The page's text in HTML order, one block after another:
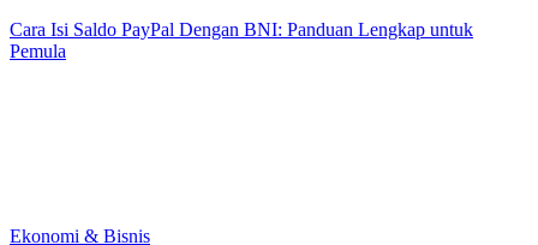
Cara Isi Saldo PayPal Dengan BNI: Panduan Lengkap untuk
Pemula
Ekonomi & Bisnis